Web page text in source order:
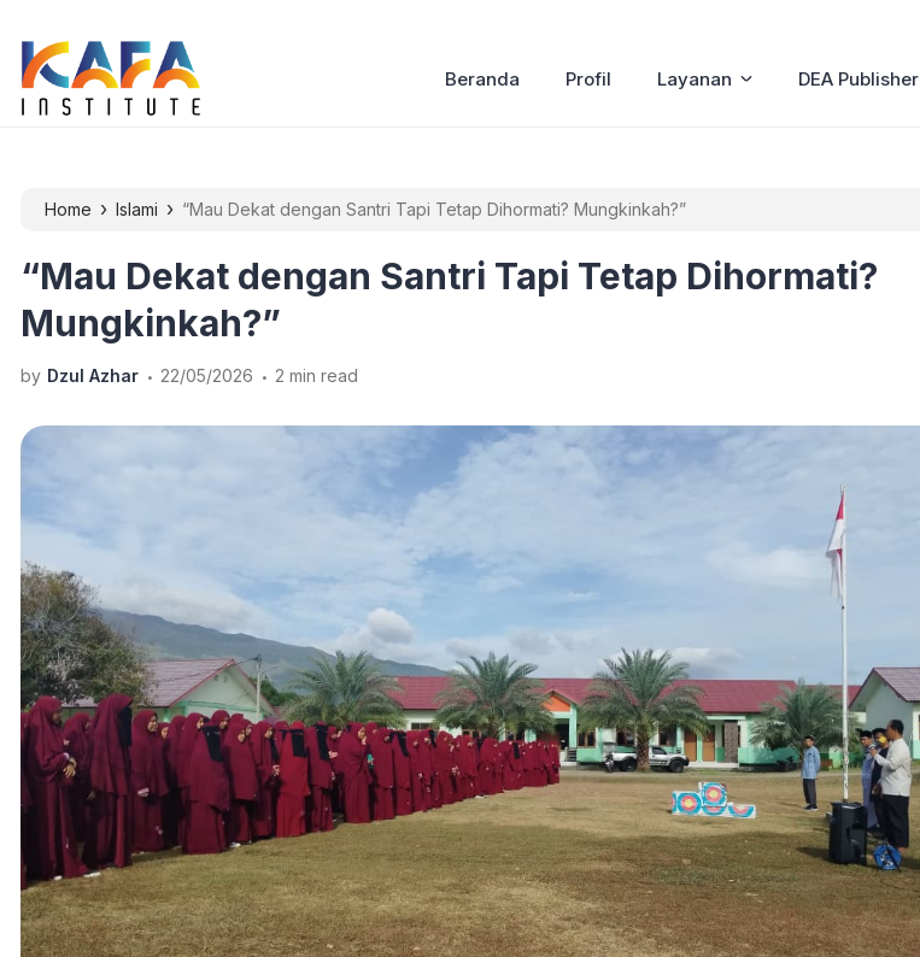
Beranda Profil Layanan DEA Publisher
Home › Islami › “Mau Dekat dengan Santri Tapi Tetap Dihormati? Mungkinkah?”
“Mau Dekat dengan Santri Tapi Tetap Dihormati?
Mungkinkah?”
by Dzul Azhar . 22/05/2026 . 2 min read